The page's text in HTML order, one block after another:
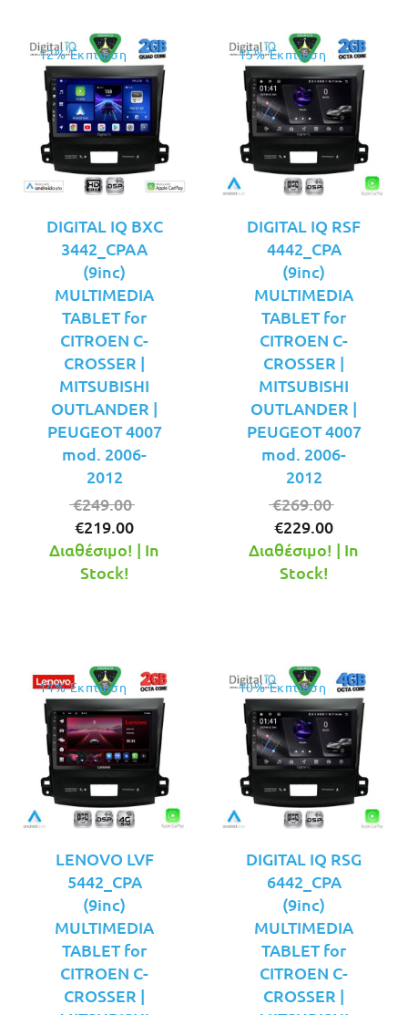
12% Έκπτωση
DIGITAL IQ BXC
3442_CPAA
(9inc)
MULTIMEDIA
TABLET for
CITROEN C-
CROSSER |
MITSUBISHI
OUTLANDER |
PEUGEOT 4007
mod. 2006-
2012
€249.00
was:
€219.00
τρέχουσα
Διαθέσιμο! | In
Stock!
15% Έκπτωση
DIGITAL IQ RSF
4442_CPA
(9inc)
MULTIMEDIA
TABLET for
CITROEN C-
CROSSER |
MITSUBISHI
OUTLANDER |
PEUGEOT 4007
mod. 2006-
2012
€269.00
was:
€229.00
τρέχουσα
Διαθέσιμο! | In
Stock!
14% Έκπτωση
LENOVO LVF
5442_CPA
(9inc)
MULTIMEDIA
TABLET for
CITROEN C-
CROSSER |
10% Έκπτωση
DIGITAL IQ RSG
6442_CPA
(9inc)
MULTIMEDIA
TABLET for
CITROEN C-
CROSSER |